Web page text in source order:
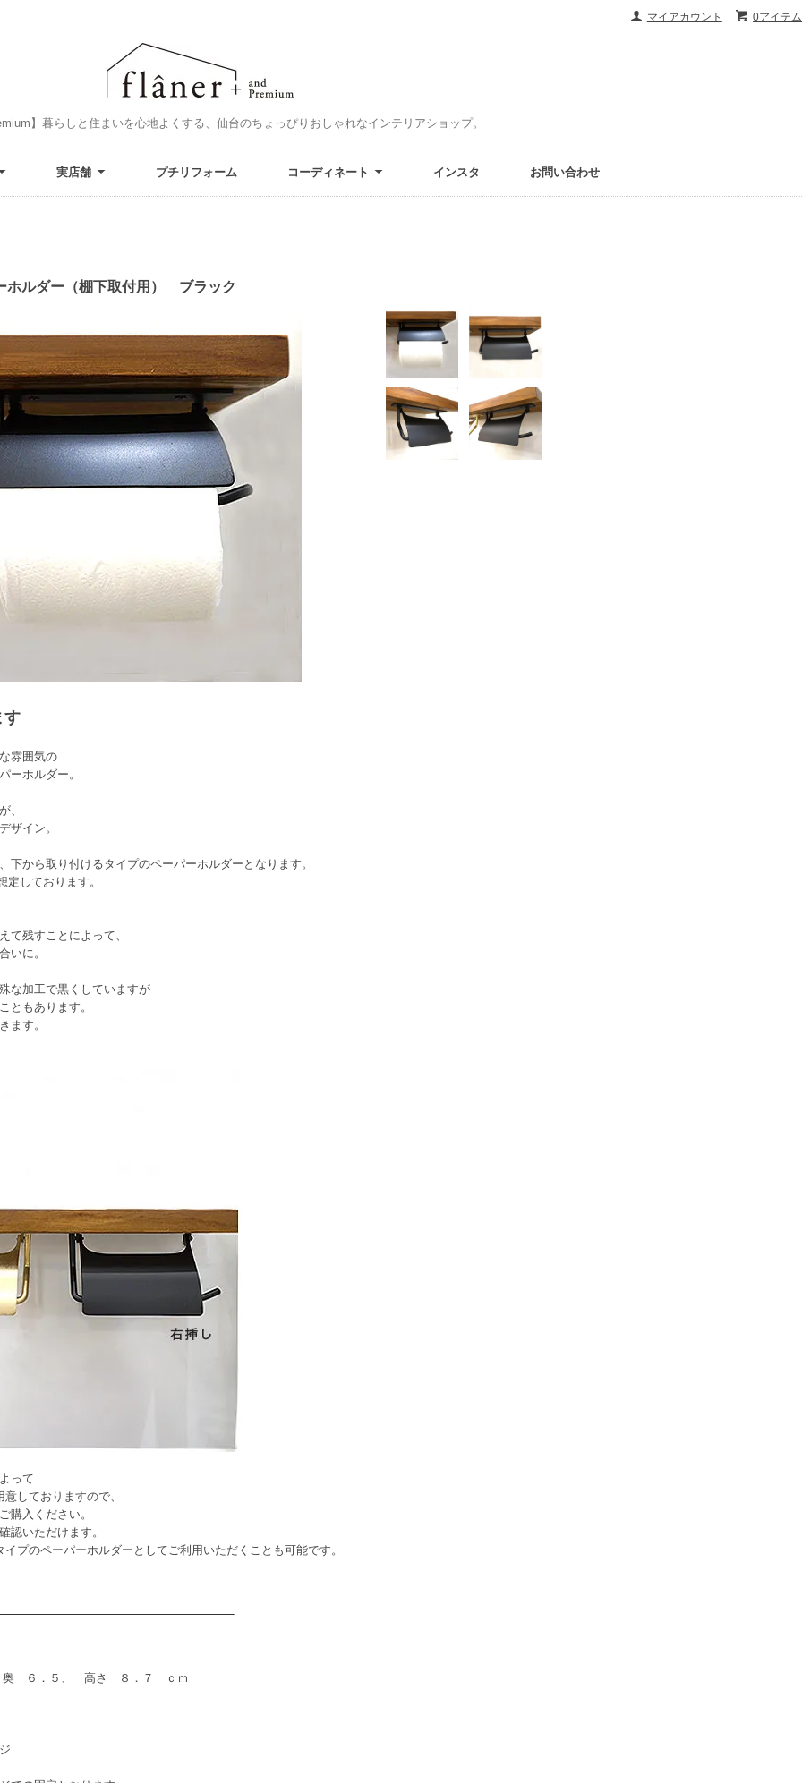
0アイテム
マイアカウント
】暮らしと住まいを心地よくする、仙台のちょっぴりおしゃれなインテリアショップ。
実店舗 プチリフォーム コーディネート インスタ お問い合わせ
ホルダー（棚下取付用） ブラック
す
雰囲気の
ーホルダー。
、
ザイン。
下から取り付けるタイプのペーパーホルダーとなります。
しております。
て残すことによって、
いに。
な加工で黒くしていますが
ともあります。
ます。
って
しておりますので、
購入ください。
認いただけます。
プのペーパーホルダーとしてご利用いただくことも可能です。
６．５、 高さ ８．７ ｃｍ